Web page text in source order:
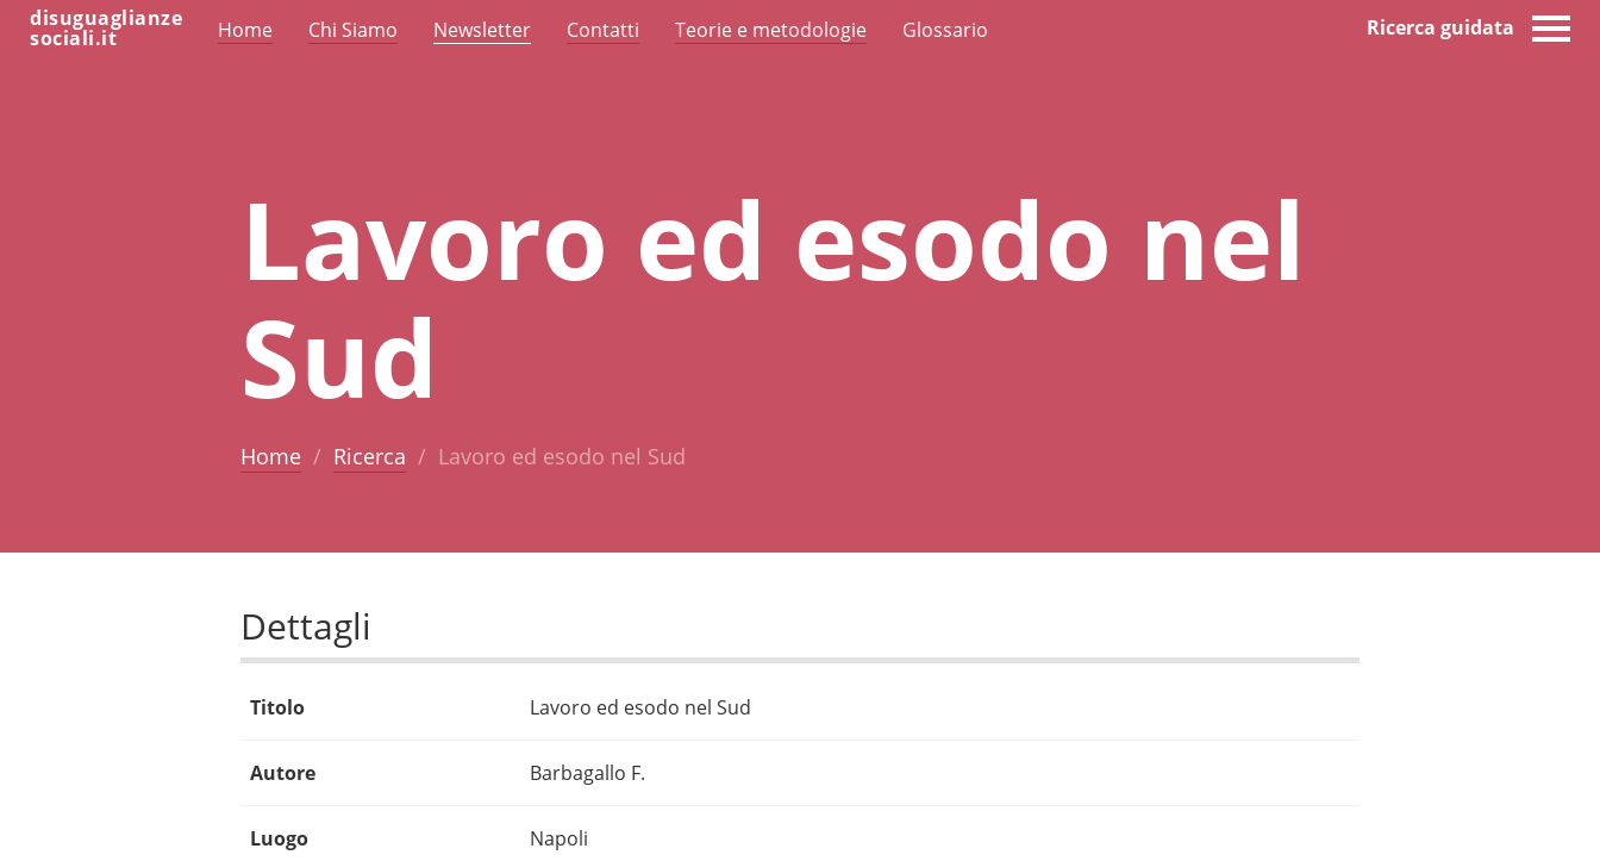
disuguaglianze
sociali.it Home Chi Siamo Newsletter Contatti Teorie e metodologie Glossario Ricerca guidata
Lavoro ed esodo nel
Sud
Home Ricerca Lavoro ed esodo nel Sud
Dettagli
Titolo Lavoro ed esodo nel Sud
Autore Barbagallo F.
Luogo Napoli